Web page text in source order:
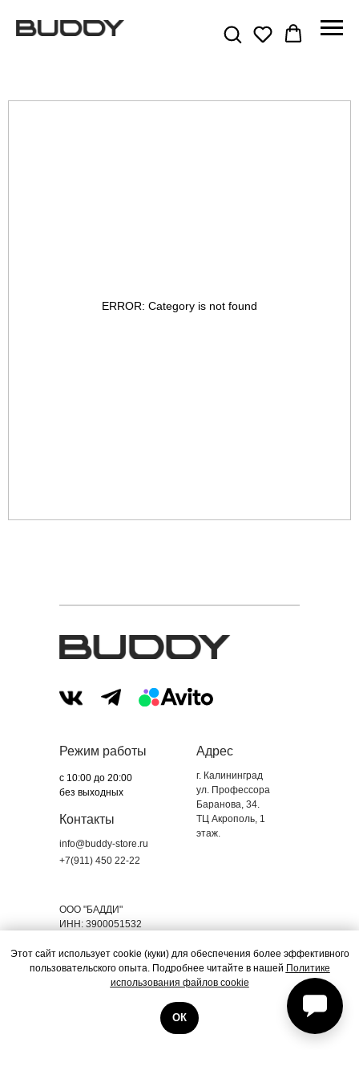
Этот сайт использует cookie (куки) для обеспечения более эффективного
пользовательского опыта. Подробнее читайте в нашей Политике
использования файлов cookie
ОК
ERROR: Category is not found
Все права защищены. BUDDY, 2025.
Контакты
+7(911) 450 22-22
info@buddy-store.ru
Адрес
г. Калининград
ул. Профессора
Баранова, 34.
ТЦ Акрополь, 1
этаж.
Магазин BUDDY – оригинальная
ООО "БАДДИ"
ИНН: 3900051532
Режим работы
с 10:00 до 20:00
без выходных